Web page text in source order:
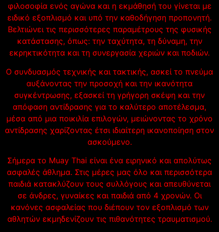
φιλοσοφία ενός αγώνα και η εκμάθησή του γίνεται με
ειδικό εξοπλισμό και υπό την καθοδήγηση προπονητή.
Βελτιώνει τις περισσότερες παραμέτρους της φυσικής
κατάστασης, όπως: την ταχύτητα, τη δύναμη, την
εκρηκτικότητα και τη συνεργασία χεριών και ποδιών.
Ο συνδυασμός τεχνικής και τακτικής, ασκεί το πνεύμα
αυξάνοντας την προσοχή και την ικανότητα
συγκέντρωσης, εξασκεί τη γρήγορη σκέψη και την
απόφαση αντίδρασης για το καλύτερο αποτέλεσμα,
μέσα από μια ποικιλία επιλογών, μειώνοντας το χρόνο
αντίδρασης χαρίζοντας έτσι ιδιαίτερη ικανοποίηση στον
ασκούμενο.
Σήμερα το Muay Thai είναι ένα ειρηνικό και απολύτως
ασφαλές άθλημα. Στις μέρες μας όλο και περισσότερα
παιδιά κατακλύζουν τους συλλόγους και απευθύνεται
σε άνδρες, γυναίκες και παιδιά από 4 χρονών. Οι
κανόνες ασφαλείας που διέπουν τον εξοπλισμό των
αθλητών εκμηδενίζουν τις πιθανότητες τραυματισμού.